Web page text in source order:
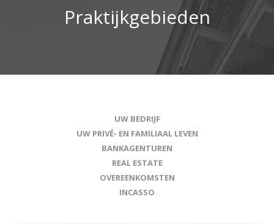
Praktijkgebieden
UW BEDRIJF
UW PRIVÉ- EN FAMILIAAL LEVEN
BANKAGENTUREN
REAL ESTATE
OVEREENKOMSTEN
INCASSO